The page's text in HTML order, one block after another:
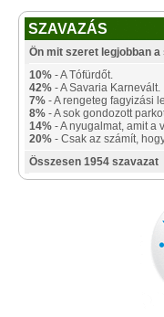
SZAVAZÁS
Ön mit szeret legjobban
10% - A Tófürdőt.
42% - A Savaria Karnevált.
7% - A rengeteg fagyizási
8% - A sok gondozott
14% - A nyugalmat, amit a
20% - Csak az számít,
Összesen 1954 szavazat